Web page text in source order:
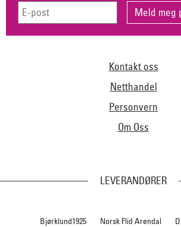
Kontakt oss
Netthandel
Personvern
Om Oss
LEVERANDØRER
Bjørklund1925 Norsk Flid Arendal